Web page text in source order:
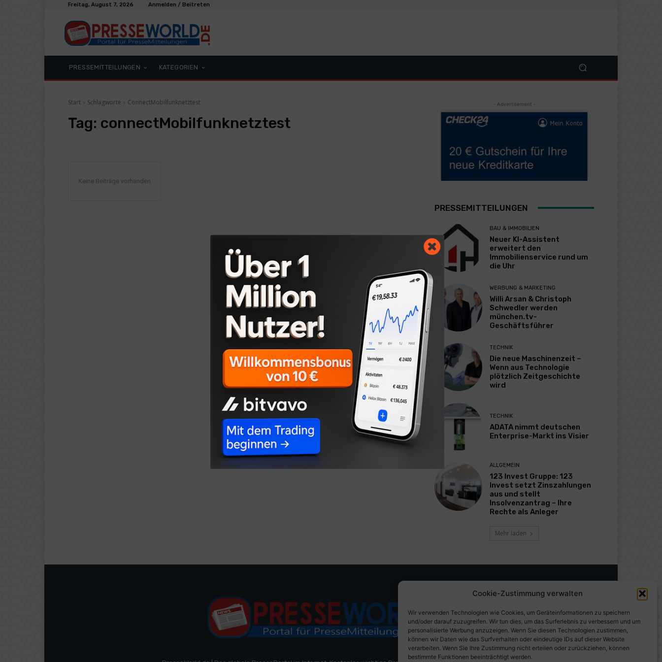
Cookie-Zustimmung verwalten
Wir verwenden Technologien wie Cookies, um Geräteinformationen zu speichern
und/oder darauf zuzugreifen. Wir tun dies, um das Surferlebnis zu verbessern und um
personalisierte Werbung anzuzeigen. Wenn Sie diesen Technologien zustimmen,
können wir Daten wie das Surfverhalten oder eindeutige IDs auf dieser Website
verarbeiten. Wenn Sie Ihre Zustimmung nicht erteilen oder zurückziehen, können
bestimmte Funktionen beeinträchtigt werden.
Freitag, August 7, 2026 Anmelden / Beitreten
PRESSEMITTEILUNGEN KATEGORIEN
Start Schlagworte ConnectMobilfunknetztest
Tag: connectMobilfunknetztest
Keine Beiträge vorhanden
- Advertisement -
PRESSEMITTEILUNGEN
BAU & IMMOBILIEN
Neuer KI-Assistent
erweitert den
Immobilienservice rund um
die Uhr
WERBUNG & MARKETING
Willi Arsan & Christoph
Schwedler werden
münchen.tv-
Geschäftsführer
TECHNIK
Die neue Maschinenzeit –
Wenn aus Technologie
plötzlich Zeitgeschichte
wird
TECHNIK
ADATA nimmt deutschen
Enterprise-Markt ins Visier
ALLGEMEIN
123 Invest Gruppe: 123
Invest setzt Zinszahlungen
aus und stellt
Insolvenzantrag – Ihre
Rechte als Anleger
Mehr laden